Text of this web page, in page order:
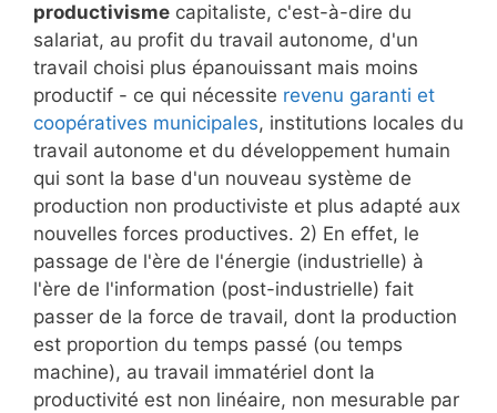
productivisme capitaliste, c'est-à-dire du
salariat, au profit du travail autonome, d'un
travail choisi plus épanouissant mais moins
productif - ce qui nécessite revenu garanti et
coopératives municipales, institutions locales du
travail autonome et du développement humain
qui sont la base d'un nouveau système de
production non productiviste et plus adapté aux
nouvelles forces productives. 2) En effet, le
passage de l'ère de l'énergie (industrielle) à
l'ère de l'information (post-industrielle) fait
passer de la force de travail, dont la production
est proportion du temps passé (ou temps
machine), au travail immatériel dont la
productivité est non linéaire, non mesurable par